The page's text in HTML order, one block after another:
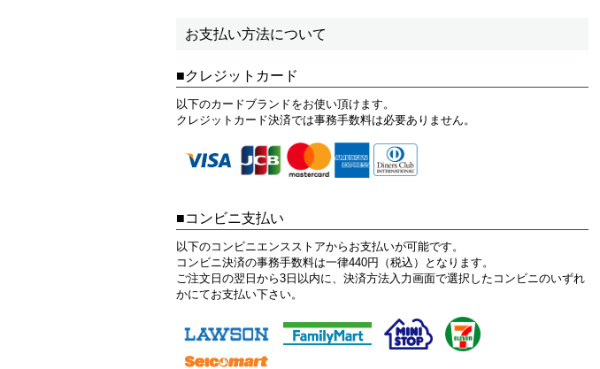
お支払い方法について
クレジットカード
以下のカードブランドをお使い頂けます。
クレジットカード決済では事務手数料は必要ありません。
コンビニ支払い
以下のコンビニエンスストアからお支払いが可能です。
コンビニ決済の事務手数料は一律440円（税込）となります。
ご注文日の翌日から3日以内に、決済方法入力画面で選択したコンビニのいずれ
かにてお支払い下さい。